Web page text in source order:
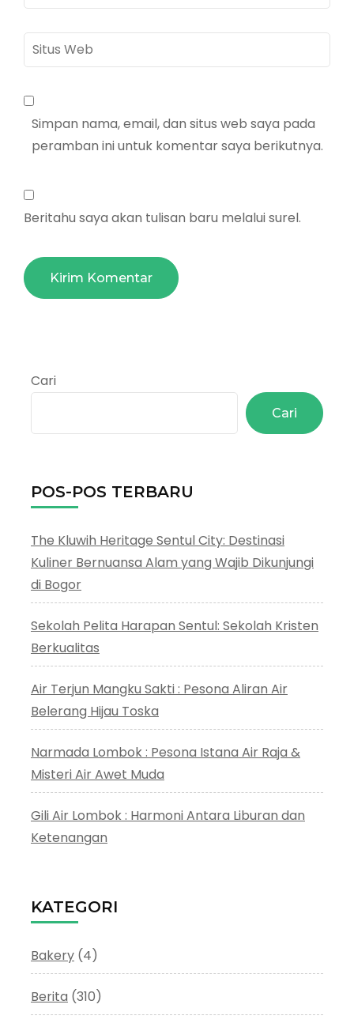
mail*
Situs
Web
Simpan nama, email, dan situs web saya pada
peramban ini untuk komentar saya berikutnya.
Beritahu saya akan tulisan baru melalui surel.
Cari
Cari
POS-POS TERBARU
The Kluwih Heritage Sentul City: Destinasi
Kuliner Bernuansa Alam yang Wajib Dikunjungi
di Bogor
Sekolah Pelita Harapan Sentul: Sekolah Kristen
Berkualitas
Air Terjun Mangku Sakti : Pesona Aliran Air
Belerang Hijau Toska
Narmada Lombok : Pesona Istana Air Raja &
Misteri Air Awet Muda
Gili Air Lombok : Harmoni Antara Liburan dan
Ketenangan
KATEGORI
Bakery (4)
Berita (310)